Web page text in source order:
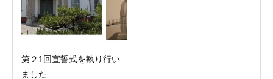
第２1回宣誓式を執り行い
ました